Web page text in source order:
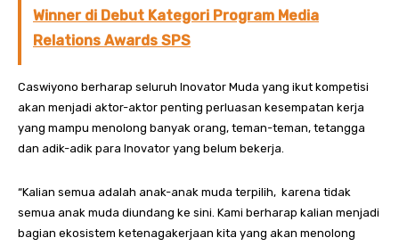
Winner di Debut Kategori Program Media
Relations Awards SPS
Caswiyono berharap seluruh Inovator Muda yang ikut kompetisi
akan menjadi aktor-aktor penting perluasan kesempatan kerja
yang mampu menolong banyak orang, teman-teman, tetangga
dan adik-adik para Inovator yang belum bekerja.
“Kalian semua adalah anak-anak muda terpilih, karena tidak
semua anak muda diundang ke sini. Kami berharap kalian menjadi
bagian ekosistem ketenagakerjaan kita yang akan menolong